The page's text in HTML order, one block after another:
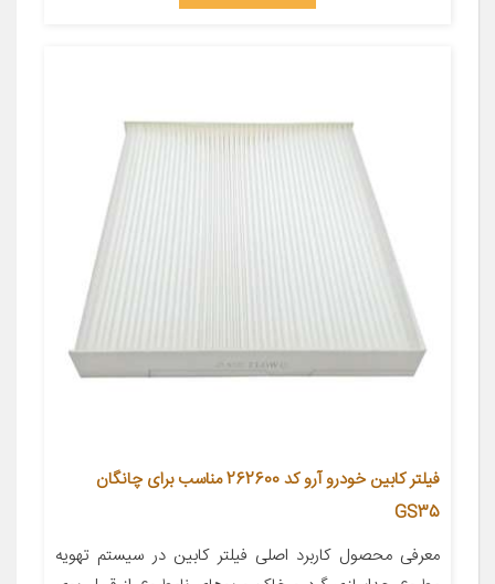
فیلتر کابین خودرو آرو کد 262600 مناسب برای چانگان
GS35
معرفی محصول کاربرد اصلی فیلتر کابین در سیستم تهویه